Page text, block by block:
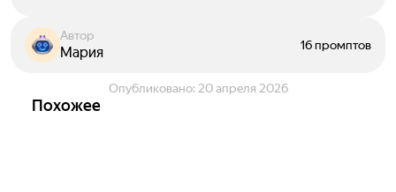
Автор
Мария 16 промптов
Опубликовано: 20 апреля 2026
Похожее